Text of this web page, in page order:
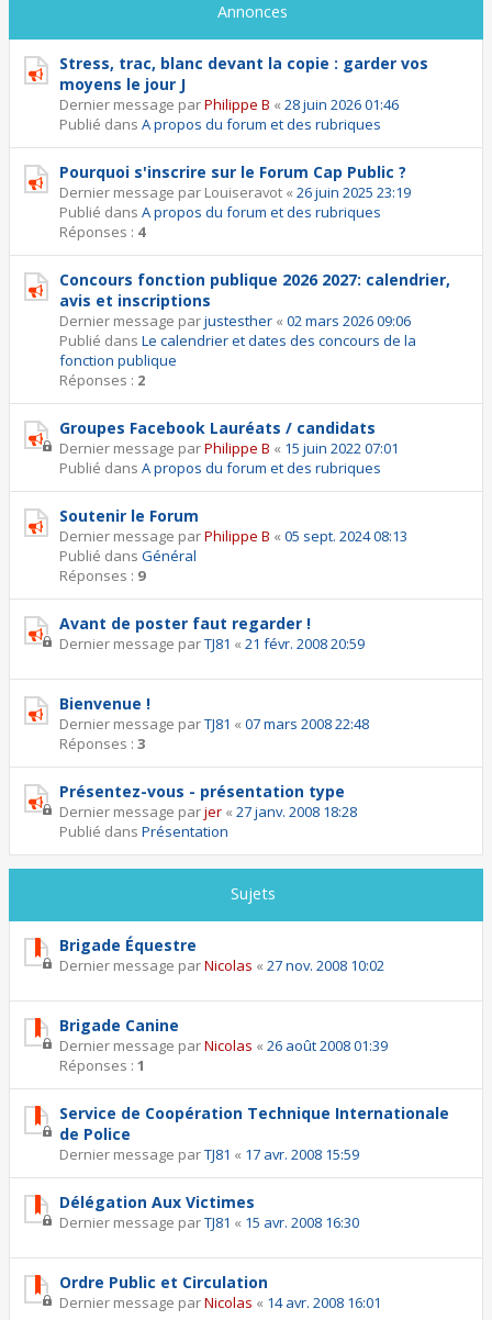
Annonces
Stress, trac, blanc devant la copie : garder vos
moyens le jour J
Dernier message parPhilippe B « 28 juin 2026 01:46
Publié dans A propos du forum et des rubriques
Pourquoi s'inscrire sur le Forum Cap Public ?
Dernier message par Louiseravot « 26 juin 2025 23:19
Publié dans A propos du forum et des rubriques
Réponses : 4
Concours fonction publique 2026 2027: calendrier,
avis et inscriptions
Dernier message parjustesther « 02 mars 2026 09:06
Publié dans Le calendrier et dates des concours de la
fonction publique
Réponses : 2
Groupes Facebook Lauréats / candidats
Dernier message parPhilippe B « 15 juin 2022 07:01
Publié dans A propos du forum et des rubriques
Soutenir le Forum
Dernier message parPhilippe B « 05 sept. 2024 08:13
Publié dans Général
Réponses : 9
Avant de poster faut regarder !
Dernier message parTJ81 « 21 févr. 2008 20:59
Bienvenue !
Dernier message parTJ81 « 07 mars 2008 22:48
Réponses : 3
Présentez-vous - présentation type
Dernier message parjer « 27 janv. 2008 18:28
Publié dans Présentation
Sujets
Brigade Équestre
Dernier message parNicolas « 27 nov. 2008 10:02
Brigade Canine
Dernier message parNicolas « 26 août 2008 01:39
Réponses : 1
Service de Coopération Technique Internationale
de Police
Dernier message parTJ81 « 17 avr. 2008 15:59
Délégation Aux Victimes
Dernier message parTJ81 « 15 avr. 2008 16:30
Ordre Public et Circulation
Dernier message parNicolas « 14 avr. 2008 16:01